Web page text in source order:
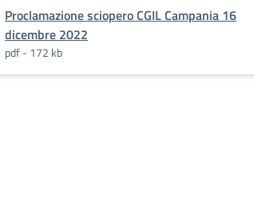
Proclamazione sciopero CGIL Campania 16
dicembre 2022
pdf - 172 kb